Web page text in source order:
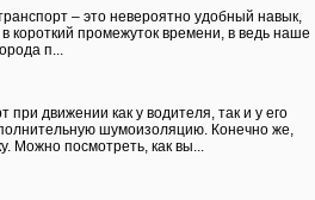
– это невероятно удобный навык,
короткий промежуток времени, в ведь наше
п...
движении как у водителя, так и у его
шумоизоляцию. Конечно же,
Можно посмотреть, как вы...